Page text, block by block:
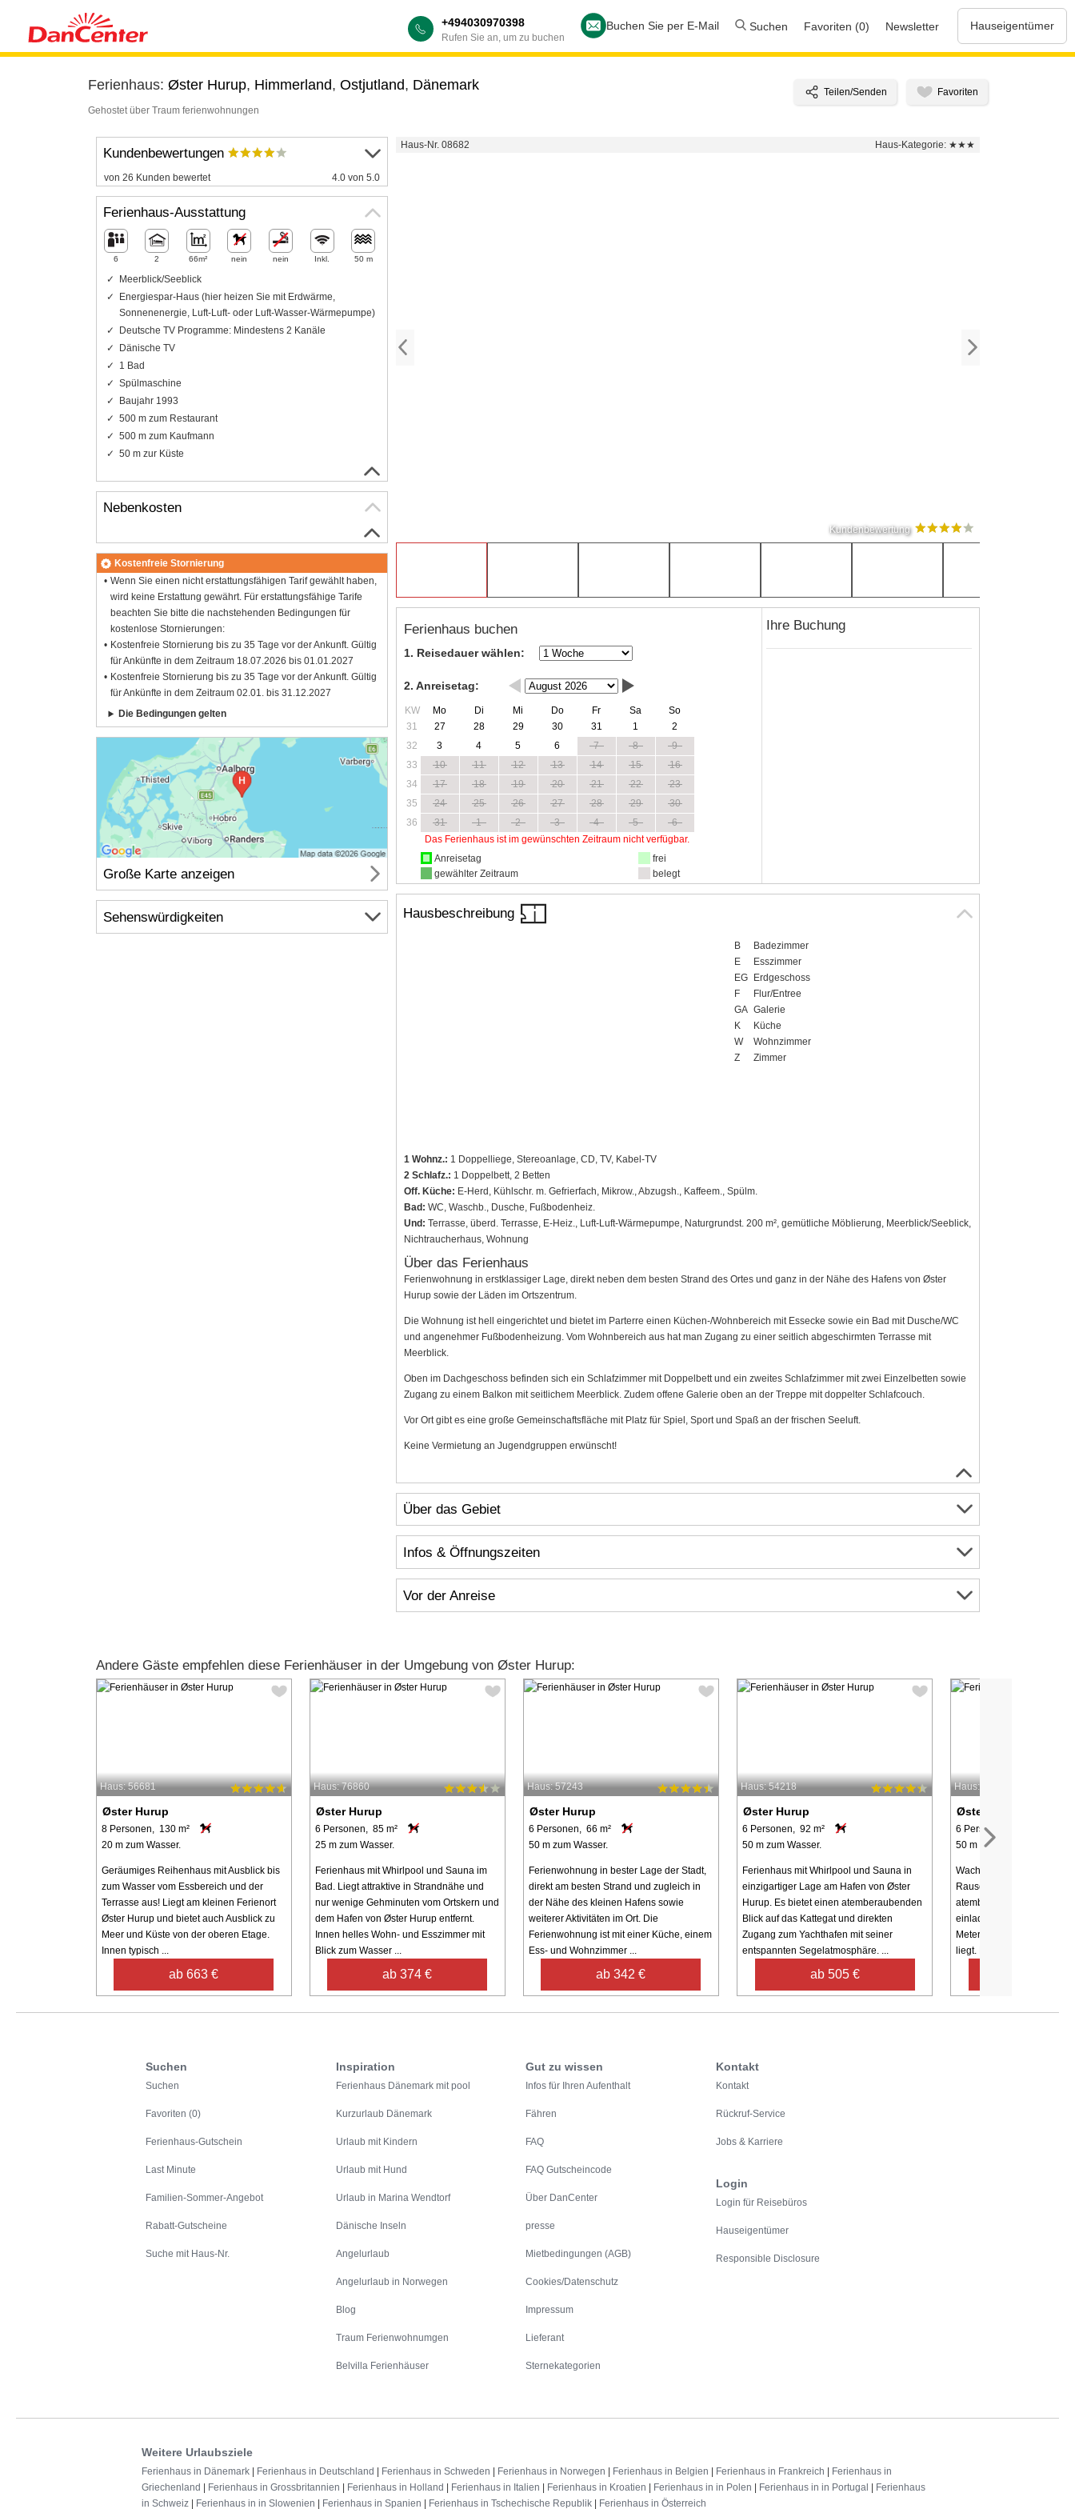
+494030970398
Rufen Sie an, um zu buchen
Buchen Sie per E-Mail Suchen Favoriten (0) Newsletter Hauseigentümer
Ferienhaus: Øster Hurup, Himmerland, Ostjutland, Dänemark
Gehostet über Traum ferienwohnungen
Haus-Nr. 08682 Haus-Kategorie: ★★★
Kundenbewertung
Ferienhaus buchen
1. Reisedauer wählen:
2. Anreisetag:
KW Mo Di Mi Do Fr Sa
So
31
27 28 29 30 31 1
2
32
3 4 5 6 7 8
9
33
10 11 12 13 14 15
16
34
17 18 19 20 21 22
23
35
24 25 26 27 28 29
30
36
31 1 2 3 4 5
6
Das Ferienhaus ist im gewünschten Zeitraum nicht verfügbar.
Anreisetag
gewählter Zeitraum
frei
belegt
Ihre Buchung
Hausbeschreibung
B
Badezimmer
E
Esszimmer
EG
Erdgeschoss
F
Flur/Entree
GA Galerie
K
Küche
W
Wohnzimmer
Z
Zimmer
1 Wohnz.: 1 Doppelliege, Stereoanlage, CD, TV, Kabel-TV
2 Schlafz.: 1 Doppelbett, 2 Betten
Off. Küche: E-Herd, Kühlschr. m. Gefrierfach, Mikrow., Abzugsh., Kaffeem., Spülm.
Bad: WC, Waschb., Dusche, Fußbodenheiz.
Und: Terrasse, überd. Terrasse, E-Heiz., Luft-Luft-Wärmepumpe, Naturgrundst. 200 m², gemütliche Möblierung, Meerblick/Seeblick,
Nichtraucherhaus, Wohnung
Über das Ferienhaus
Ferienwohnung in erstklassiger Lage, direkt neben dem besten Strand des Ortes und ganz in der Nähe des Hafens von Øster
Hurup sowie der Läden im Ortszentrum.
Die Wohnung ist hell eingerichtet und bietet im Parterre einen Küchen-/Wohnbereich mit Essecke sowie ein Bad mit Dusche/WC
und angenehmer Fußbodenheizung. Vom Wohnbereich aus hat man Zugang zu einer seitlich abgeschirmten Terrasse mit
Meerblick.
Oben im Dachgeschoss befinden sich ein Schlafzimmer mit Doppelbett und ein zweites Schlafzimmer mit zwei Einzelbetten sowie
Zugang zu einem Balkon mit seitlichem Meerblick. Zudem offene Galerie oben an der Treppe mit doppelter Schlafcouch.
Vor Ort gibt es eine große Gemeinschaftsfläche mit Platz für Spiel, Sport und Spaß an der frischen Seeluft.
Keine Vermietung an Jugendgruppen erwünscht!
Über das Gebiet
Infos & Öffnungszeiten
Vor der Anreise
Kundenbewertungen
von 26 Kunden bewertet 4.0 von 5.0
Ferienhaus-Ausstattung
6 2 66m² nein nein Inkl. 50 m
Meerblick/Seeblick
Energiespar-Haus (hier heizen Sie mit Erdwärme,
Sonnenenergie, Luft-Luft- oder Luft-Wasser-Wärmepumpe)
Deutsche TV Programme: Mindestens 2 Kanäle
Dänische TV
1 Bad
Spülmaschine
Baujahr 1993
500 m zum Restaurant
500 m zum Kaufmann
50 m zur Küste
Nebenkosten
Kostenfreie Stornierung
Wenn Sie einen nicht erstattungsfähigen Tarif gewählt haben,
wird keine Erstattung gewährt. Für erstattungsfähige Tarife
beachten Sie bitte die nachstehenden Bedingungen für
kostenlose Stornierungen:
Kostenfreie Stornierung bis zu 35 Tage vor der Ankunft. Gültig
für Ankünfte in dem Zeitraum 18.07.2026 bis 01.01.2027
Kostenfreie Stornierung bis zu 35 Tage vor der Ankunft. Gültig
für Ankünfte in dem Zeitraum 02.01. bis 31.12.2027
Die Bedingungen gelten
Große Karte anzeigen
Sehenswürdigkeiten
Andere Gäste empfehlen diese Ferienhäuser in der Umgebung von Øster Hurup:
Haus: 56681
Øster Hurup
8 Personen, 130 m²
20 m zum Wasser.
Geräumiges Reihenhaus mit Ausblick bis
zum Wasser vom Essbereich und der
Terrasse aus! Liegt am kleinen Ferienort
Øster Hurup und bietet auch Ausblick zu
Meer und Küste von der oberen Etage.
Innen typisch ...
ab 663 €
Haus: 76860
Øster Hurup
6 Personen, 85 m²
25 m zum Wasser.
Ferienhaus mit Whirlpool und Sauna im
Bad. Liegt attraktive in Strandnähe und
nur wenige Gehminuten vom Ortskern und
dem Hafen von Øster Hurup entfernt.
Innen helles Wohn- und Esszimmer mit
Blick zum Wasser ...
ab 374 €
Haus: 57243
Øster Hurup
6 Personen, 66 m²
50 m zum Wasser.
Ferienwohnung in bester Lage der Stadt,
direkt am besten Strand und zugleich in
der Nähe des kleinen Hafens sowie
weiterer Aktivitäten im Ort. Die
Ferienwohnung ist mit einer Küche, einem
Ess- und Wohnzimmer ...
ab 342 €
Haus: 54218
Øster Hurup
6 Personen, 92 m²
50 m zum Wasser.
Ferienhaus mit Whirlpool und Sauna in
einzigartiger Lage am Hafen von Øster
Hurup. Es bietet einen atemberaubenden
Blick auf das Kattegat und direkten
Zugang zum Yachthafen mit seiner
entspannten Segelatmosphäre. ...
ab 505 €
Haus: 9063
Øster Hurup
6 Personen, 66 m²
50 m zum Wasser.
Wachen Sie mit dem
Rauschen der Wellen und
atemberaubenden
einladenden Ferienhaus
Meter vom Strand in Øster
liegt. Mit seiner Mischung
Suchen
Suchen
Favoriten (0)
Ferienhaus-Gutschein
Last Minute
Familien-Sommer-Angebot
Rabatt-Gutscheine
Suche mit Haus-Nr.
Inspiration
Ferienhaus Dänemark mit pool
Kurzurlaub Dänemark
Urlaub mit Kindern
Urlaub mit Hund
Urlaub in Marina Wendtorf
Dänische Inseln
Angelurlaub
Angelurlaub in Norwegen
Blog
Traum Ferienwohnumgen
Belvilla Ferienhäuser
Gut zu wissen
Infos für Ihren Aufenthalt
Fähren
FAQ
FAQ Gutscheincode
Über DanCenter
presse
Mietbedingungen (AGB)
Cookies/Datenschutz
Impressum
Lieferant
Sternekategorien
Kontakt
Kontakt
Rückruf-Service
Jobs & Karriere
Login
Login für Reisebüros
Hauseigentümer
Responsible Disclosure
Weitere Urlaubsziele
Ferienhaus in Dänemark Ferienhaus in Deutschland Ferienhaus in Schweden Ferienhaus in Norwegen Ferienhaus in Belgien Ferienhaus in Frankreich
Ferienhaus in
Griechenland
Ferienhaus in Grossbritannien Ferienhaus in Holland Ferienhaus in Italien Ferienhaus in Kroatien Ferienhaus in in Polen Ferienhaus in in Portugal
Ferienhaus
in Schweiz
Ferienhaus in in Slowenien Ferienhaus in Spanien Ferienhaus in Tschechische Republik Ferienhaus in Österreich